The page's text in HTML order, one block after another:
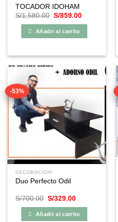
TOCADOR IDOHAM
S/1,580.00 El
original
era:
S/859.00El
Añadir al carrito
-53%
DECORACIÓN
Duo Perfecto Odil
S/700.00 El
original
era:
S/329.00El
es:
Añadir al carrito